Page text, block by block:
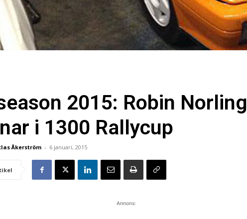
2015: Robin Norling
i 1300 Rallycup
Åkerström - 6 januari, 2015
Annons: